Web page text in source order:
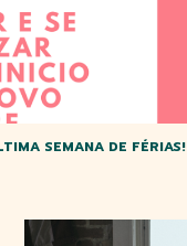
SEMANA DE FÉRIAS!